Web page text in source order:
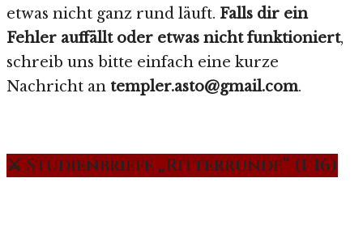
etwas nicht ganz rund läuft. Falls dir ein
Fehler auffällt oder etwas nicht funktioniert,
schreib uns bitte einfach eine kurze
Nachricht an templer.asto@gmail.com.
⚔️ Studienbriefe „Ritterrunde“ (1-16)